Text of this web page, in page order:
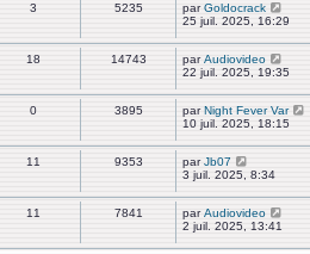
3 5235 parGoldocrack
25 juil. 2025, 16:29
18 14743 parAudiovideo
22 juil. 2025, 19:35
0 3895 parNight Fever Var
10 juil. 2025, 18:15
11 9353 parJb07
3 juil. 2025, 8:34
11 7841 parAudiovideo
2 juil. 2025, 13:41